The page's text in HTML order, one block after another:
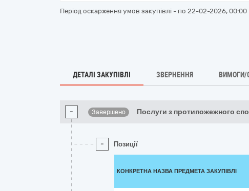
Період оскарження умов закупівлі - по 22-02-2026, 00:00
ДЕТАЛІ ЗАКУПІВЛІ ЗВЕРНЕННЯ ВИМОГИ/
- Завершено Послуги з протипожежного
- Позиції
КОНКРЕТНА НАЗВА ПРЕДМЕТА ЗАКУПІВЛІ